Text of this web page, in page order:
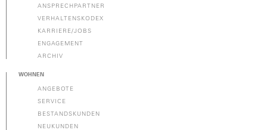
ANSPRECHPARTNER
VERHALTENSKODEX
KARRIERE/JOBS
ENGAGEMENT
ARCHIV
WOHNEN
ANGEBOTE
SERVICE
BESTANDSKUNDEN
NEUKUNDEN